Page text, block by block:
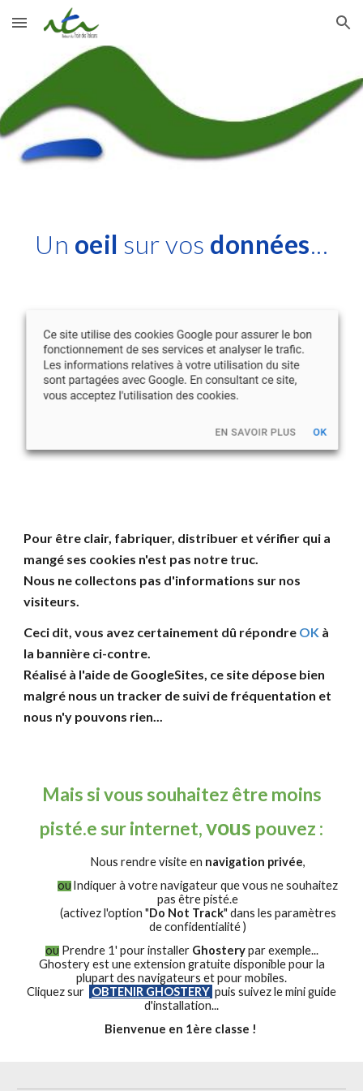
Skip to main content Skip to navigation
Un oeil sur vos données...
Pour être clair, fabriquer, distribuer et vérifier qui a
mangé ses cookies n'est pas notre truc.
Nous ne collectons pas d'informations sur nos
visiteurs.
Ceci dit, vous avez certainement dû répondre OK à
la bannière ci-contre.
Réalisé à l'aide de GoogleSites, ce site dépose bien
malgré nous un tracker de suivi de fréquentation et
nous n'y pouvons rien...
Mais si vous souhaitez être moins
pisté.e sur internet,vous pouvez :
Nous rendre visite en navigation privée,
OU Indiquer à votre navigateur que vous ne souhaitez
pas être pisté.e
(activez l'option "Do Not Track" dans les paramètres
de confidentialité )
OU Prendre 1' pour installer Ghosterypar exemple...
Ghosteryest une extension gratuitedisponible pour la
plupart des navigateurs et pour mobiles.
Cliquez sur OBTENIR GHOSTERY puis suivez le mini guide
d'installation...
Bienvenue en 1ère classe !